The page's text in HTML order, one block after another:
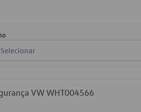
Selecionar
VW WHT004566